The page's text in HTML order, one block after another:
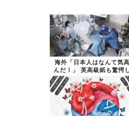
海外「日本人はなんて気
んだ！」 英高級紙も驚愕
極限の中の...